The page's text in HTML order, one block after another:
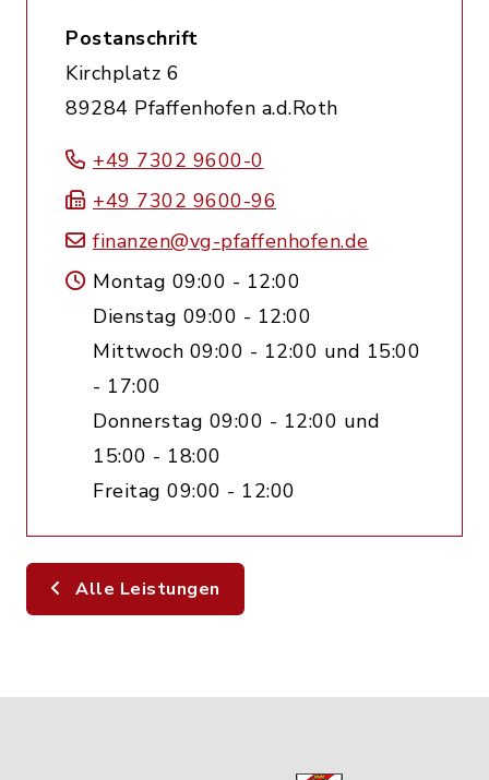
Postanschrift
Kirchplatz 6
89284 Pfaffenhofen a.d.Roth
+49 7302 9600-0
+49 7302 9600-96
finanzen@vg-pfaffenhofen.de
Montag 09:00 - 12:00
Dienstag 09:00 - 12:00
Mittwoch 09:00 - 12:00 und 15:00
- 17:00
Donnerstag 09:00 - 12:00 und
15:00 - 18:00
Freitag 09:00 - 12:00
Alle Leistungen